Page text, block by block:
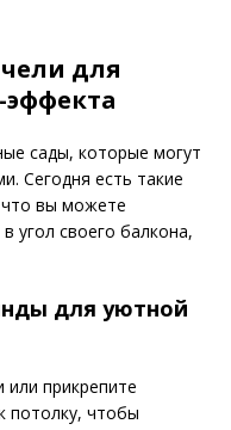
для
эффекта
сады, которые могут
Сегодня есть такие
вы можете
угол своего балкона,
для уютной
прикрепите
потолку, чтобы